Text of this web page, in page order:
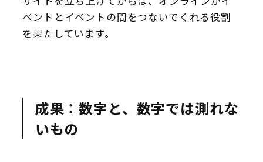
ベントとイベントの間をつないでくれる役割
を果たしています。
成果：数字と、数字では測れな
いもの